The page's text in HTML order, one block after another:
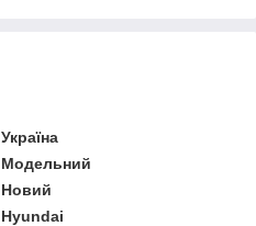
Україна
Модельний
Новий
Hyundai